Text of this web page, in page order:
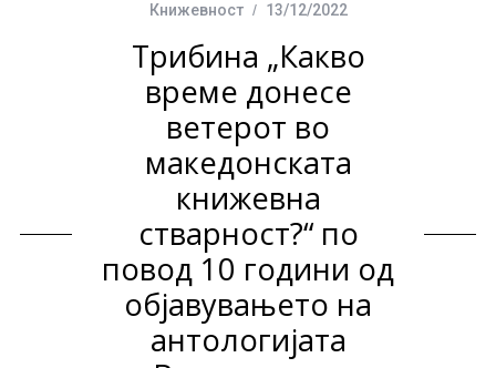
Книжевност 13/12/2022
Трибина „Какво
време донесе
ветерот во
македонската
книжевна
стварност?“ по
повод 10 години од
објавувањето на
антологијата